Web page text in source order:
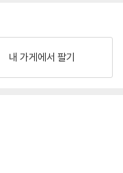
내 가게에서 팔기